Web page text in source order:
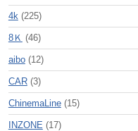
4k (225)
8Ｋ (46)
aibo(12)
CAR(3)
ChinemaLine(15)
INZONE (17)